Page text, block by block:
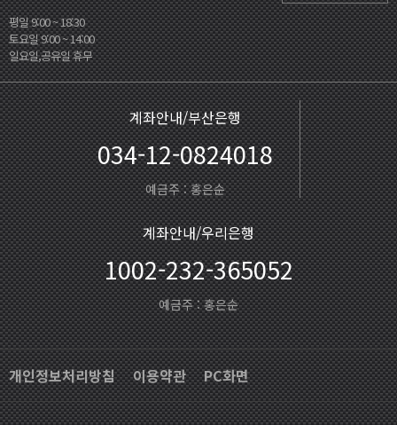
평일 9:00 ~ 18:30
토요일 9:00 ~ 14:00
일요일,공유일 휴무
계좌안내/부산은행
034-12-0824018
예금주 : 홍은순
계좌안내/우리은행
1002-232-365052
예금주 : 홍은순
개인정보처리방침 이용약관 PC화면